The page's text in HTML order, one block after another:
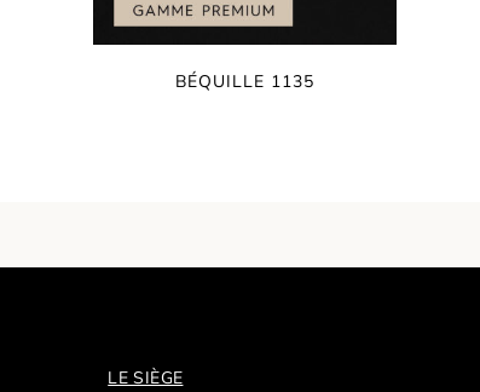
BÉQUILLE 1135
LE SIÈGE